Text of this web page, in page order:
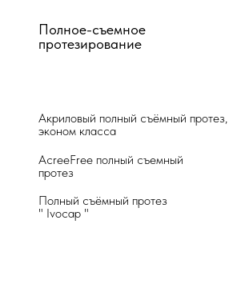
Аппликационная анестезия
Полное-съемное
протезирование
Полный съёмный протез
" Ivocap "
Акриловый полный съёмный протез,
эконом класса
AcreeFree полный съемный
протез